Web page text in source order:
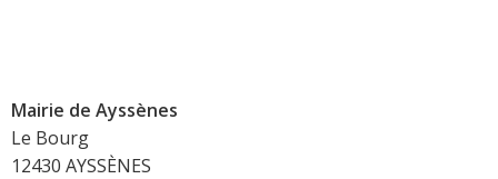
Mairie de Ayssènes
Le Bourg
12430 AYSSÈNES